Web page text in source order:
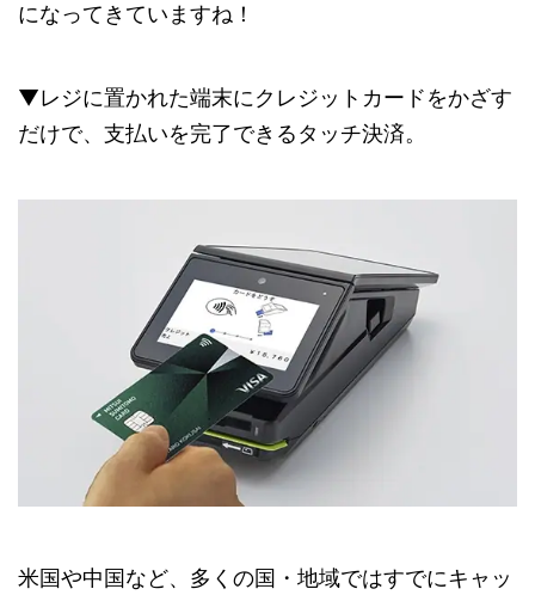
になってきていますね！
▼レジに置かれた端末にクレジットカードをかざす
だけで、支払いを完了できるタッチ決済。
米国や中国など、多くの国・地域ではすでにキャッ